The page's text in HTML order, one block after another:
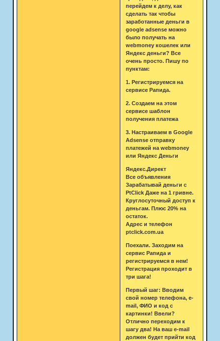
перейдем к делу, как
сделать так чтобы
заработанные деньги в
google adsense можно
было получать на
webmoney кошелек или
Яндекс деньги? Все
очень просто. Пишу по
пунктам:
1. Регистрируемся на
сервисе Рапида.
2. Создаем на этом
сервисе шаблон
получения платежа
3. Настраиваем в Google
Adsense отправку
платежей на webmoney
или Яндекс Деньги
Яндекс.Директ
Все объявления
Зарабатывай деньги с
PtClick Даже на 1 гривне.
Круглосуточный доступ к
деньгам. Плюс 20% на
остаток.
Адрес и телефон
ptclick.com.ua
Поехали. Заходим на
сервис Рапида и
регистрируемся в нем!
Регистрация проходит в
три шага!
Первый шаг: Вводим
свой номер телефона, e-
mail, ФИО и код с
картинки! Ввели?
Отлично переходим к
шагу два! На ваш e-mail
должен будет прийти код